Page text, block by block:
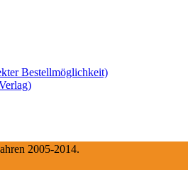
Bestellmöglichkeit)
2005-2014.